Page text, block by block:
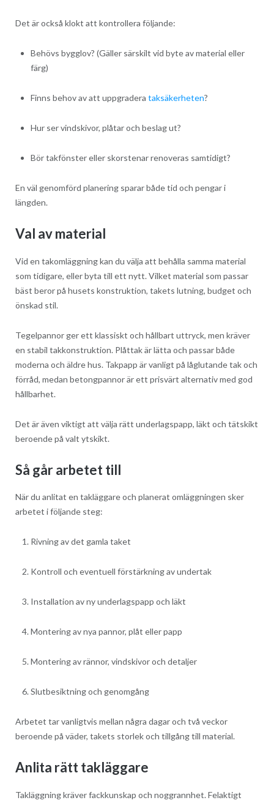
Det är också klokt att kontrollera följande:
Behövs bygglov? (Gäller särskilt vid byte av material eller
färg)
Finns behov av att uppgradera taksäkerheten?
Hur ser vindskivor, plåtar och beslag ut?
Bör takfönster eller skorstenar renoveras samtidigt?
En väl genomförd planering sparar både tid och pengar i
längden.
Val av material
Vid en takomläggning kan du välja att behålla samma material
som tidigare, eller byta till ett nytt. Vilket material som passar
bäst beror på husets konstruktion, takets lutning, budget och
önskad stil.
Tegelpannor ger ett klassiskt och hållbart uttryck, men kräver
en stabil takkonstruktion. Plåttak är lätta och passar både
moderna och äldre hus. Takpapp är vanligt på låglutande tak och
förråd, medan betongpannor är ett prisvärt alternativ med god
hållbarhet.
Det är även viktigt att välja rätt underlagspapp, läkt och tätskikt
beroende på valt ytskikt.
Så går arbetet till
När du anlitat en takläggare och planerat omläggningen sker
arbetet i följande steg:
Rivning av det gamla taket
Kontroll och eventuell förstärkning av undertak
Installation av ny underlagspapp och läkt
Montering av nya pannor, plåt eller papp
Montering av rännor, vindskivor och detaljer
Slutbesiktning och genomgång
Arbetet tar vanligtvis mellan några dagar och två veckor
beroende på väder, takets storlek och tillgång till material.
Anlita rätt takläggare
Takläggning kräver fackkunskap och noggrannhet. Felaktigt